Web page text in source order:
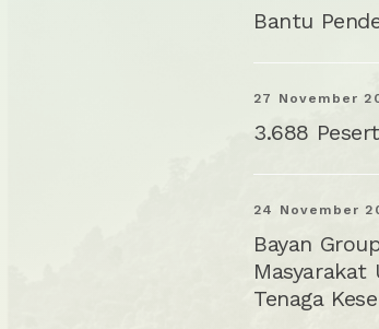
Bantu
27 November
3.688
24 November
Bayan
Masyarakat
Tenaga